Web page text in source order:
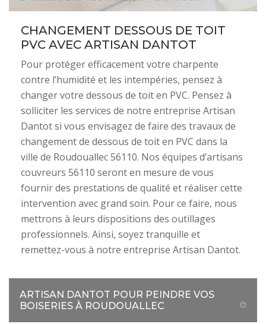
CHANGEMENT DESSOUS DE TOIT
PVC AVEC ARTISAN DANTOT
Pour protéger efficacement votre charpente
contre l’humidité et les intempéries, pensez à
changer votre dessous de toit en PVC. Pensez à
solliciter les services de notre entreprise Artisan
Dantot si vous envisagez de faire des travaux de
changement de dessous de toit en PVC dans la
ville de Roudouallec 56110. Nos équipes d’artisans
couvreurs 56110 seront en mesure de vous
fournir des prestations de qualité et réaliser cette
intervention avec grand soin. Pour ce faire, nous
mettrons à leurs dispositions des outillages
professionnels. Ainsi, soyez tranquille et
remettez-vous à notre entreprise Artisan Dantot.
ARTISAN DANTOT POUR PEINDRE VOS
BOISERIES À ROUDOUALLEC